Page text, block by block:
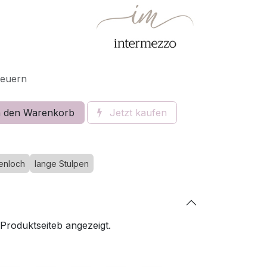
Warenkorb Jetzt kaufen
lange Stulpen
angezeigt.